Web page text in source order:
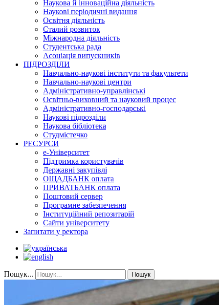
Наукова й інноваційна діяльність
Наукові періодичні видання
Освітня діяльність
Сталий розвиток
Міжнародна діяльність
Студентська рада
Асоціація випускників
ПІДРОЗДІЛИ
Навчально-наукові інститути та факультети
Навчально-наукові центри
Адміністративно-управлінські
Освітньо-виховний та науковий процес
Адміністративно-господарські
Наукові підрозділи
Наукова бібліотека
Студмістечко
РЕСУРСИ
е-Університет
Підтримка користувачів
Державні закупівлі
ОЩАДБАНК оплата
ПРИВАТБАНК оплата
Поштовий сервер
Програмне забезпечення
Інституційний репозитарій
Сайти університету
Запитати у ректора
Пошук... Пошук